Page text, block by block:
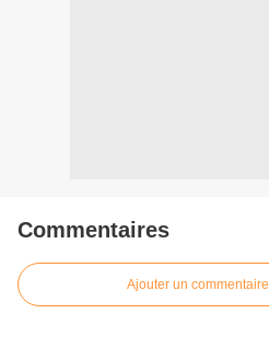
Commentaires
Ajouter un commentaire